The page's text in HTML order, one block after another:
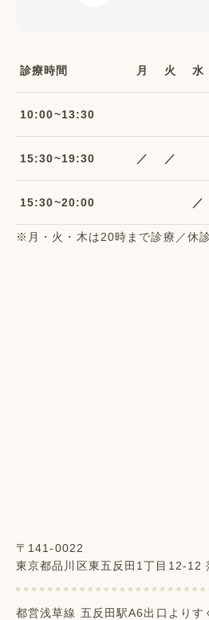
診療時間 月 火 水
10:00~13:30
15:30~19:30 ／ ／
15:30~20:00 ／
※月・火・木は20時まで診療／休
〒141-0022
東京都品川区東五反田1丁目12-12
都営浅草線 五反田駅A6出口よりす